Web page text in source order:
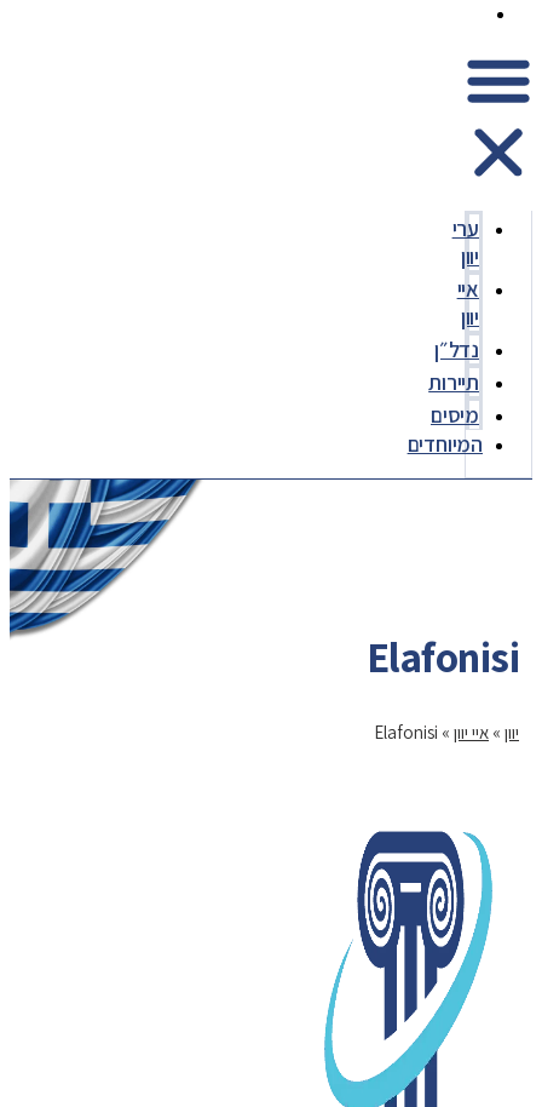
ערי
יוון
איי
יוון
נדל״ן
תיירות
מיסים
המיוחדים
Elafonisi
יוון » איי יוון »
Elafonisi